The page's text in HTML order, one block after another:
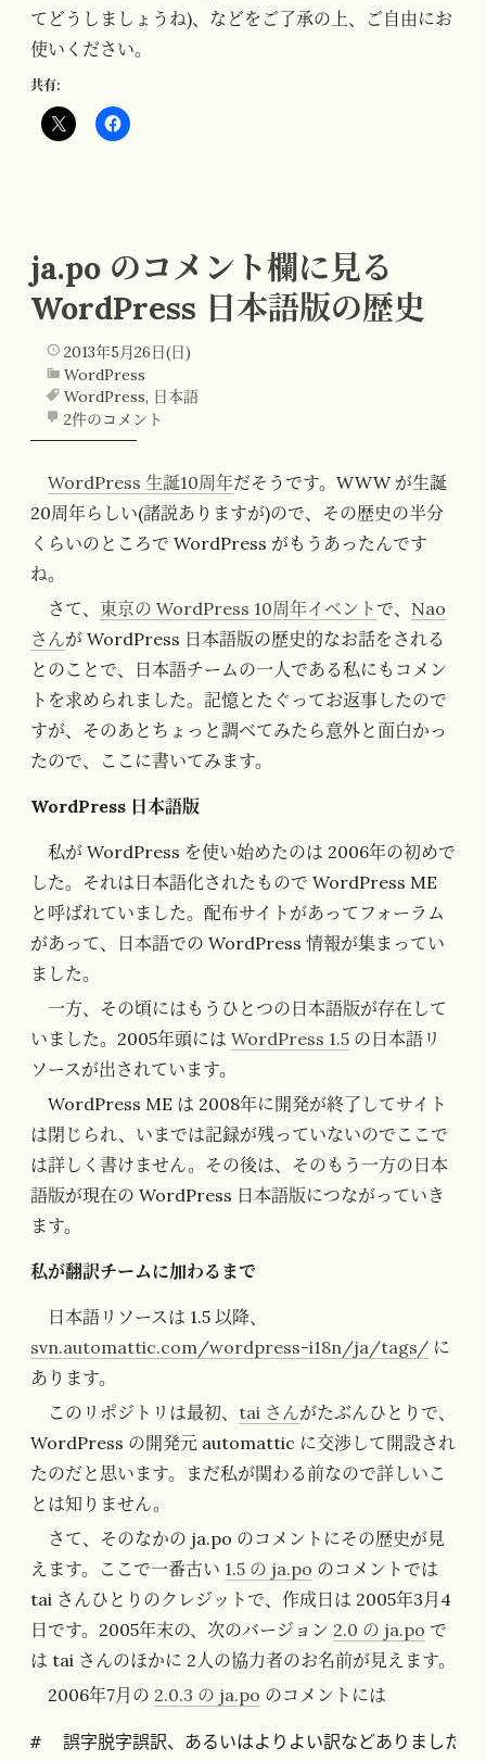
てどうしましょうね)、などをご了承の上、ご自由にお
使いください。
共有:
ja.po のコメント欄に見る
WordPress 日本語版の歴史
2013年5月26日(日)
WordPress
WordPress, 日本語
2件のコメント
WordPress 生誕10周年だそうです。WWW が生誕
20周年らしい(諸説ありますが)ので、その歴史の半分
くらいのところで WordPress がもうあったんです
ね。
さて、 東京の WordPress 10周年イベント で、 Nao
さんが WordPress 日本語版の歴史的なお話をされる
とのことで、日本語チームの一人である私にもコメン
トを求められました。記憶とたぐってお返事したので
すが、そのあとちょっと調べてみたら意外と面白かっ
たので、ここに書いてみます。
WordPress 日本語版
私が WordPress を使い始めたのは 2006年の初めで
した。それは日本語化されたもので WordPress ME
と呼ばれていました。配布サイトがあってフォーラム
があって、日本語での WordPress 情報が集まってい
ました。
一方、その頃にはもうひとつの日本語版が存在して
いました。2005年頭には WordPress 1.5 の日本語リ
ソースが出されています。
WordPress ME は 2008年に開発が終了してサイト
は閉じられ、いまでは記録が残っていないのでここで
は詳しく書けません。その後は、そのもう一方の日本
語版が現在の WordPress 日本語版につながっていき
ます。
私が翻訳チームに加わるまで
日本語リソースは 1.5 以降、
svn.automattic.com/wordpress-i18n/ja/tags/ に
あります。
このリポジトリは最初、 tai さんがたぶんひとりで、
WordPress の開発元 automattic に交渉して開設され
たのだと思います。まだ私が関わる前なので詳しいこ
とは知りません。
さて、そのなかの ja.po のコメントにその歴史が見
えます。ここで一番古い 1.5 の ja.po のコメントでは
tai さんひとりのクレジットで、作成日は 2005年3月4
日です。2005年末の、次のバージョン 2.0 の ja.po で
は tai さんのほかに 2人の協力者のお名前が見えます。
2006年7月の 2.0.3 の ja.po のコメントには
#  誤字脱字誤訳、あるいはよりよい訳などありましたら